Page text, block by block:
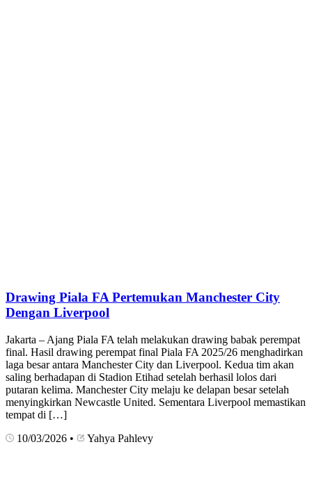
Drawing Piala FA Pertemukan Manchester City
Dengan Liverpool
Jakarta – Ajang Piala FA telah melakukan drawing babak perempat
final. Hasil drawing perempat final Piala FA 2025/26 menghadirkan
laga besar antara Manchester City dan Liverpool. Kedua tim akan
saling berhadapan di Stadion Etihad setelah berhasil lolos dari
putaran kelima. Manchester City melaju ke delapan besar setelah
menyingkirkan Newcastle United. Sementara Liverpool memastikan
tempat di […]
10/03/2026 • Yahya Pahlevy